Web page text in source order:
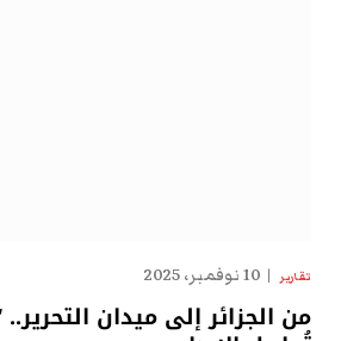
تقارير 10 نوفمبر، 2025
من الجزائر إلى ميدان